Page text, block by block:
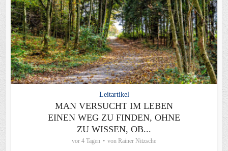
Leitartikel
MAN VERSUCHT IM LEBEN
EINEN WEG ZU FINDEN, OHNE
ZU WISSEN, OB...
vor 4 Tagen von Rainer Nitzsche